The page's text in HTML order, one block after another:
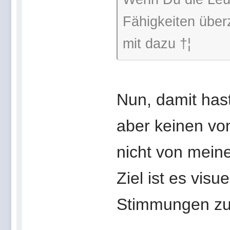
Fähigkeiten
mit dazu †¦
Nun, damit
aber keinen
nicht von
Ziel ist es
Stimmungen